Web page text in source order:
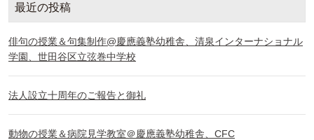
最近の投稿
俳句の授業＆句集制作@慶應義塾幼稚舎、清泉インターナショナル
学園、世田谷区立弦巻中学校
法人設立十周年のご報告と御礼
動物の授業＆病院見学教室＠慶應義塾幼稚舎、CFC